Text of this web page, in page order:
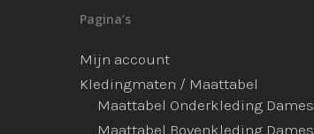
Pagina’s
Mijn account
Kledingmaten / Maattabel
Maattabel Onderkleding Dames
Maattabel Bovenkleding Dames